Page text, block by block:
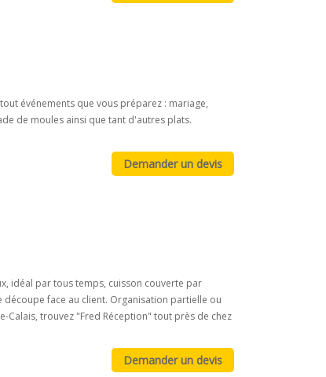
événements que vous préparez : mariage,
de moules ainsi que tant d'autres plats.
idéal par tous temps, cuisson couverte par
face au client. Organisation partielle ou
Calais, trouvez "Fred Réception" tout près de chez